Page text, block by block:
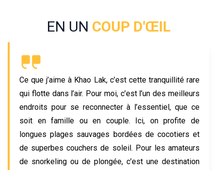
EN UN COUP D'ŒIL
Ce que j’aime à Khao Lak, c’est cette tranquillité rare
qui flotte dans l’air. Pour moi, c’est l’un des meilleurs
endroits pour se reconnecter à l’essentiel, que ce
soit en famille ou en couple. Ici, on profite de
longues plages sauvages bordées de cocotiers et
de superbes couchers de soleil. Pour les amateurs
de snorkeling ou de plongée, c’est une destination